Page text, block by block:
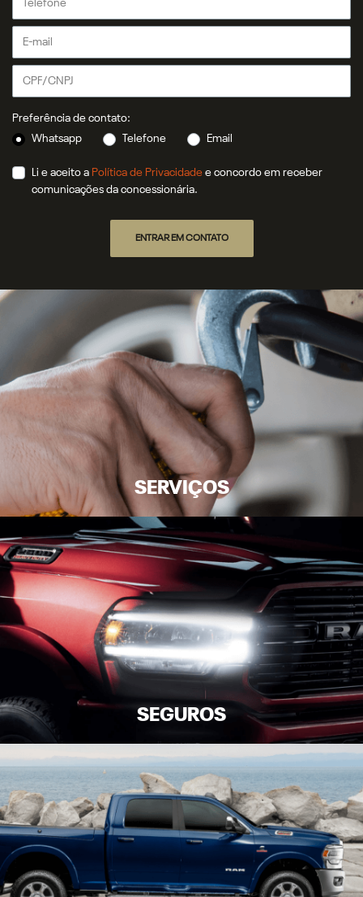
Preferência de contato:
Whatsapp
Telefone Email
Li e aceito a Política de Privacidade e concordo em receber
comunicações da concessionária.
ENTRAR EM CONTATO
SERVIÇOS
SEGUROS